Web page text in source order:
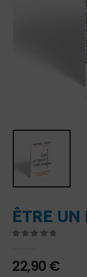
ÊTRE
22,90€